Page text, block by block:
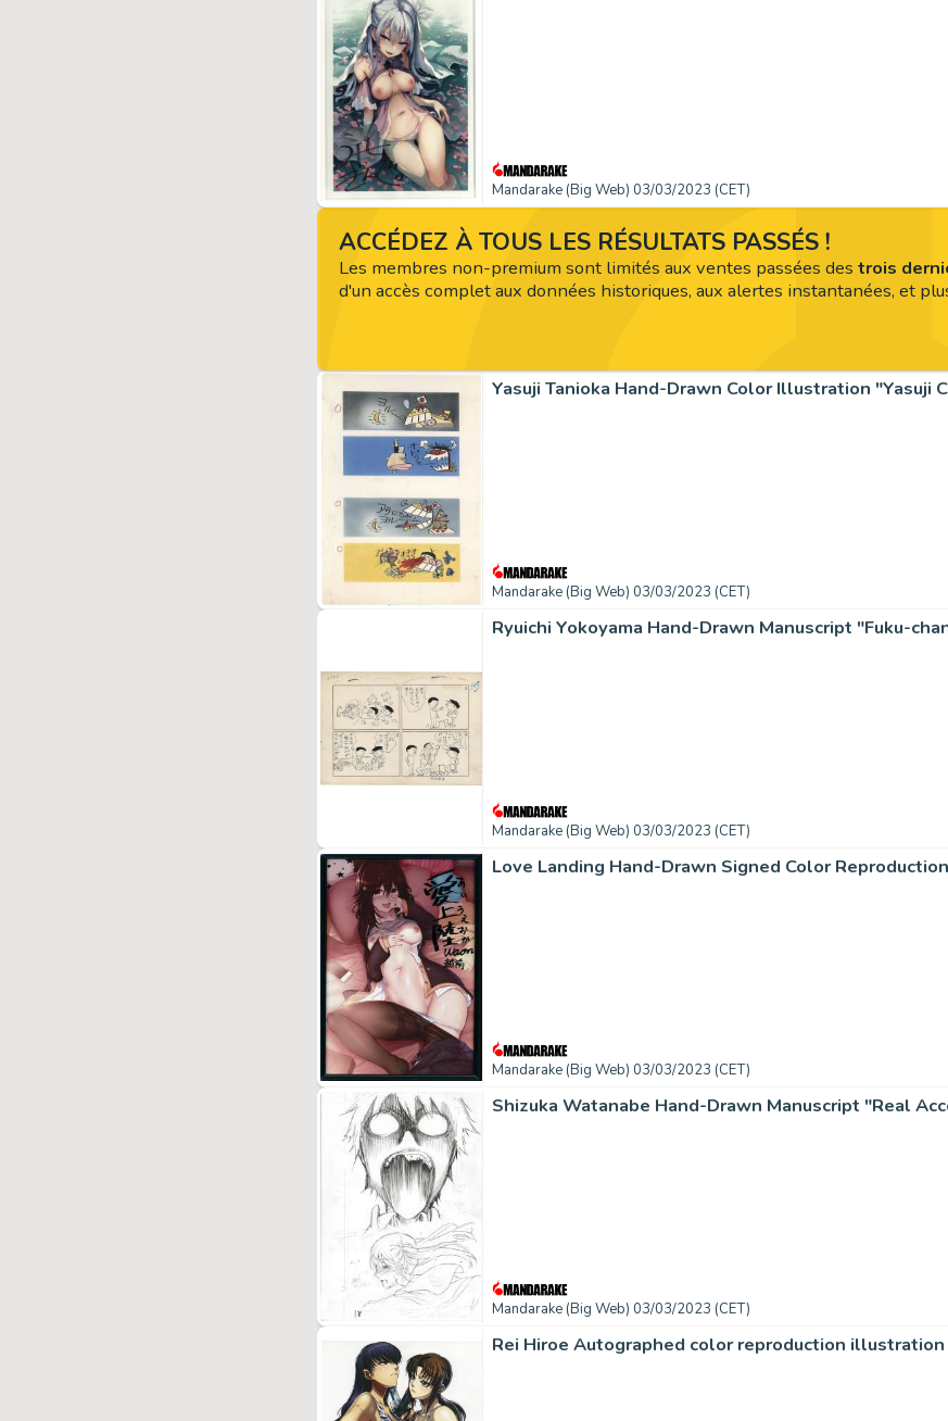
Mandarake (Big Web) 03/03/2023 (CET)
Mandarake (Big Web) 03/03/2023 (CET)
Ryuichi Yokoyama Hand-Drawn Manuscript "Fuku-
Mandarake (Big Web) 03/03/2023 (CET)
Love Landing Hand-Drawn Signed Color
Mandarake (Big Web) 03/03/2023 (CET)
Shizuka Watanabe Hand-Drawn Manuscript "Real
Mandarake (Big Web) 03/03/2023 (CET)
Rei Hiroe Autographed color reproduction illustration
ACCÉDEZ À TOUS LES RÉSULTATS PASSÉS !
Les membres non-premium sont limités aux ventes passées des trois
d'un accès complet aux données historiques, aux alertes instantanées, et